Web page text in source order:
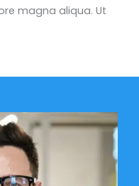
magna aliqua. Ut